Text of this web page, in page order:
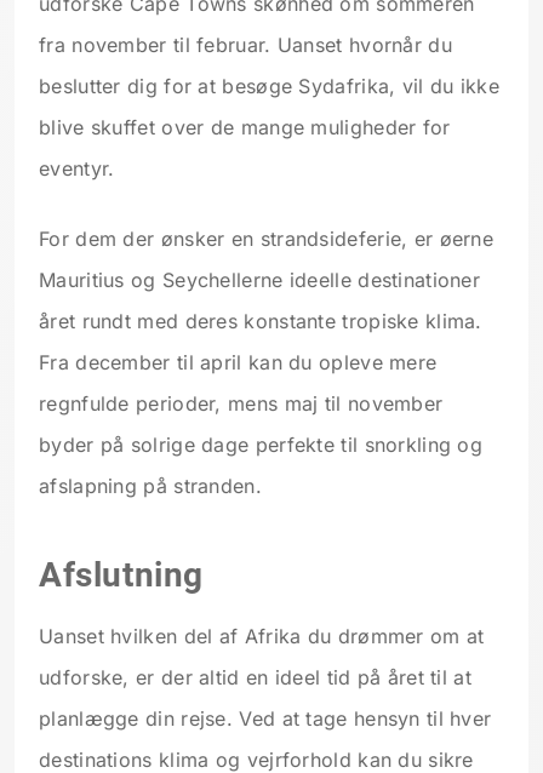
fra november til februar. Uanset hvornår du
beslutter dig for at besøge Sydafrika, vil du ikke
blive skuffet over de mange muligheder for
eventyr.
For dem der ønsker en strandsideferie, er øerne
Mauritius og Seychellerne ideelle destinationer
året rundt med deres konstante tropiske klima.
Fra december til april kan du opleve mere
regnfulde perioder, mens maj til november
byder på solrige dage perfekte til snorkling og
afslapning på stranden.
Afslutning
Uanset hvilken del af Afrika du drømmer om at
udforske, er der altid en ideel tid på året til at
planlægge din rejse. Ved at tage hensyn til hver
destinations klima og vejrforhold kan du sikre